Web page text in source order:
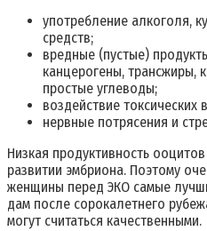
употребление алкоголя,
средств;
вредные (пустые)
канцерогены, трансжиры,
простые углеводы;
воздействие токсических
нервные потрясения и
Низкая продуктивность
развитии эмбриона. Поэтому
женщины перед ЭКО самые
дам после сорокалетнего
могут считаться качественными.